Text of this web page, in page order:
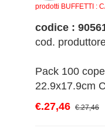
prodotti BUFFETTI :
codice :
cod.
Pack 100
22.9x17.9cm
€.27,46 €.27,46